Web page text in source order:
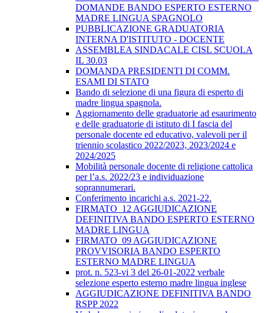
DOMANDE BANDO ESPERTO ESTERNO
MADRE LINGUA SPAGNOLO
PUBBLICAZIONE GRADUATORIA
INTERNA D'ISTITUTO - DOCENTE
ASSEMBLEA SINDACALE CISL SCUOLA
IL 30.03
DOMANDA PRESIDENTI DI COMM.
ESAMI DI STATO
Bando di selezione di una figura di esperto di
madre lingua spagnola.
Aggiornamento delle graduatorie ad esaurimento
e delle graduatorie di istituto di I fascia del
personale docente ed educativo, valevoli per il
triennio scolastico 2022/2023, 2023/2024 e
2024/2025
Mobilità personale docente di religione cattolica
per l’a.s. 2022/23 e individuazione
soprannumerari.
Conferimento incarichi a.s. 2021-22.
FIRMATO_12 AGGIUDICAZIONE
DEFINITIVA BANDO ESPERTO ESTERNO
MADRE LINGUA
FIRMATO_09 AGGIUDICAZIONE
PROVVISORIA BANDO ESPERTO
ESTERNO MADRE LINGUA
prot. n. 523-vi 3 del 26-01-2022 verbale
selezione esperto esterno madre lingua inglese
AGGIUDICAZIONE DEFINITIVA BANDO
RSPP 2022